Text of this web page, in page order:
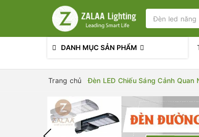
DANH MỤC SẢN PHẨM
Trang chủ Đèn LED Chiếu Sáng Cảnh